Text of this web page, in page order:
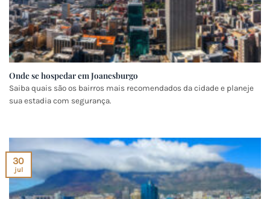
Onde se hospedar em Joanesburgo
Saiba quais são os bairros mais recomendados da cidade e planeje
sua estadia com segurança.
30
jul